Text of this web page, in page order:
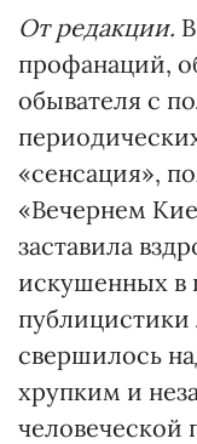
От редакции.
профанаций,
обывателя с
«сенсация»,
«Вечернем
заставила
искушенных в
свершилось
хрупким и
человеческой